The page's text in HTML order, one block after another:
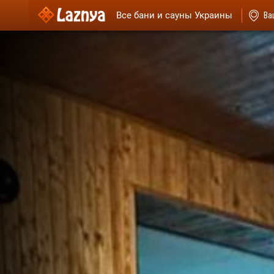
Все бани и сауны Украины